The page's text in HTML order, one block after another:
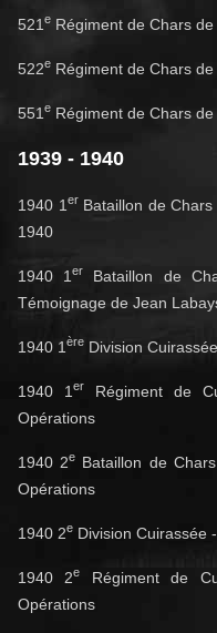
521 e Régiment de Chars
522e Régiment de Chars
551 e Régiment de Chars
1939 - 1940
1940 1 er Bataillon de
1940
1940 1er Bataillon de
Témoignage de Jean
1940 1 ère Division
1940 1 er
Régiment de
Opérations
1940 2e Bataillon de
Opérations
1940 2e Division Cuirassée
1940 2e
Régiment de
Opérations